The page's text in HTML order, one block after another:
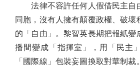
法律不容許任何人假借民主自
同胞，沒有人擁有顛覆政權、破壞
的「自由」。黎智英長期把報紙變
播間變成「指揮室」，用「民主
「國際線」包裝妄圖換取對華制